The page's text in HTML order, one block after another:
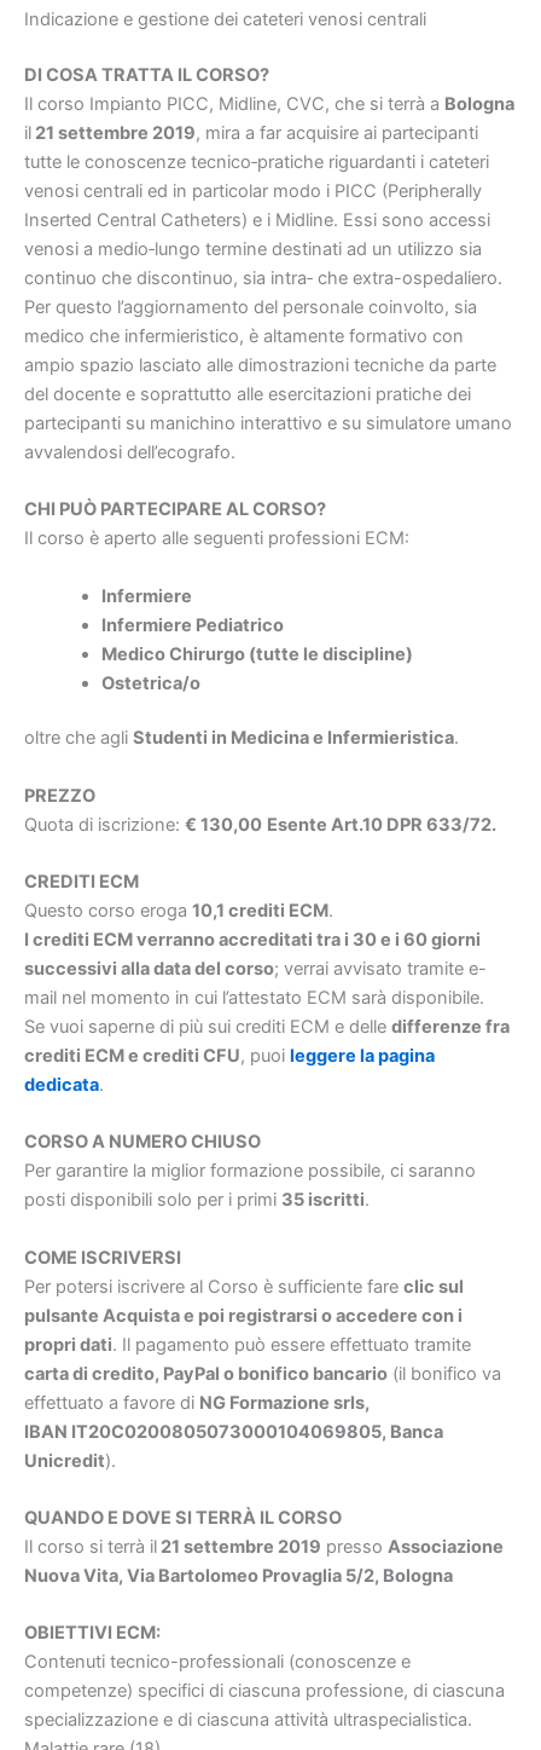
Indicazione e gestione dei cateteri venosi centrali
DI COSA TRATTA IL CORSO?
Il corso Impianto PICC, Midline, CVC, che si terrà a Bologna
il 21 settembre 2019, mira a far acquisire ai partecipanti
tutte le conoscenze tecnico‐pratiche riguardanti i cateteri
venosi centrali ed in particolar modo i PICC (Peripherally
Inserted Central Catheters) e i Midline. Essi sono accessi
venosi a medio‐lungo termine destinati ad un utilizzo sia
continuo che discontinuo, sia intra‐ che extra-ospedaliero.
Per questo l’aggiornamento del personale coinvolto, sia
medico che infermieristico, è altamente formativo con
ampio spazio lasciato alle dimostrazioni tecniche da parte
del docente e soprattutto alle esercitazioni pratiche dei
partecipanti su manichino interattivo e su simulatore umano
avvalendosi dell’ecografo.
CHI PUÒ PARTECIPARE AL CORSO?
Il corso è aperto alle seguenti professioni ECM:
Infermiere
Infermiere Pediatrico
Medico Chirurgo (tutte le discipline)
Ostetrica/o
oltre che agli Studenti in Medicina e Infermieristica.
PREZZO
Quota di iscrizione: € 130,00 Esente Art.10 DPR 633/72.
CREDITI ECM
Questo corso eroga 10,1 crediti ECM.
I crediti ECM verranno accreditati tra i 30 e i 60 giorni
successivi alla data del corso; verrai avvisato tramite e-
mail nel momento in cui l’attestato ECM sarà disponibile.
Se vuoi saperne di più sui crediti ECM e delle differenze fra
crediti ECM e crediti CFU, puoi leggere la pagina
dedicata.
CORSO A NUMERO CHIUSO
Per garantire la miglior formazione possibile, ci saranno
posti disponibili solo per i primi 35 iscritti.
COME ISCRIVERSI
Per potersi iscrivere al Corso è sufficiente fare clic sul
pulsante Acquista e poi registrarsi o accedere con i
propri dati. Il pagamento può essere effettuato tramite
carta di credito, PayPal o bonifico bancario (il bonifico va
effettuato a favore di NG Formazione srls,
IBAN IT20C0200805073000104069805, Banca
Unicredit).
QUANDO E DOVE SI TERRÀ IL CORSO
Il corso si terrà il 21 settembre 2019 presso Associazione
Nuova Vita, Via Bartolomeo Provaglia 5/2, Bologna
OBIETTIVI ECM:
Contenuti tecnico-professionali (conoscenze e
competenze) specifici di ciascuna professione, di ciascuna
specializzazione e di ciascuna attività ultraspecialistica.